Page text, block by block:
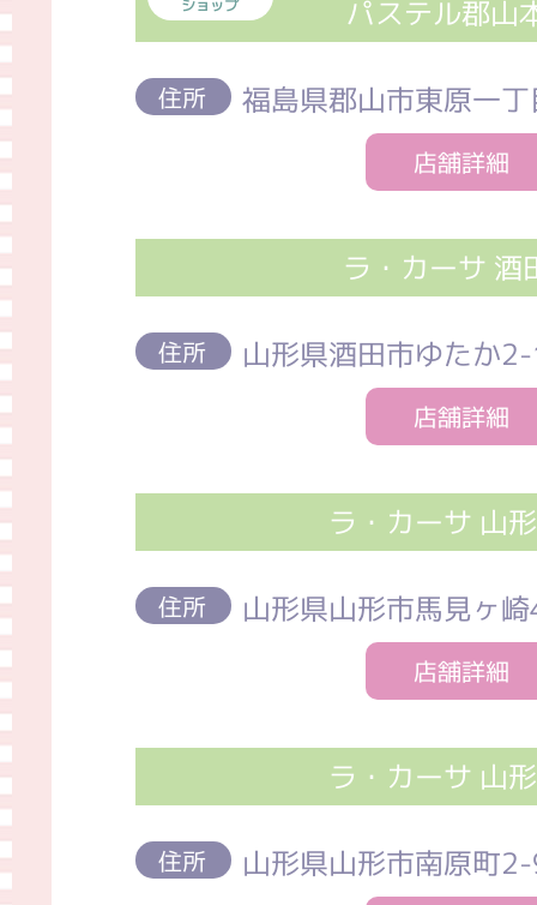
ショップ
パステル郡山
住所 福島県郡山市東原一
店舗詳細
ラ・カーサ 酒
住所 山形県酒田市ゆたか
店舗詳細
ラ・カーサ 山
住所 山形県山形市馬見ヶ
店舗詳細
ラ・カーサ 山
住所 山形県山形市南原町